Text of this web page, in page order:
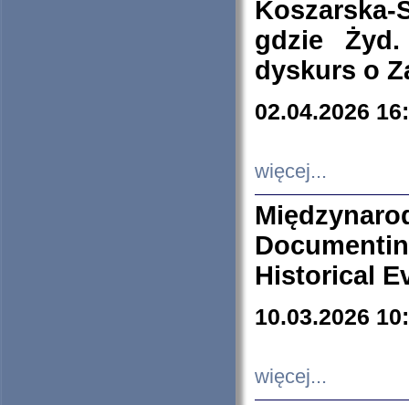
Koszarska-
gdzie
dyskurs o
02.04.2026
więcej...
Historical
10.03.2026
więcej...